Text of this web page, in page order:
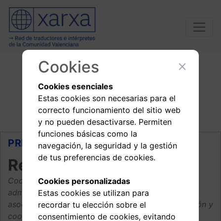
Conoce a
nuestra junta
PRESIDENCIA
Reineke Van Mierlo
Coordinar las relaciones institucionales, la
administración de la página web, la presencia de la
asociación en las redes sociales y de la organización y
coordinación de algunas actividades.
Cookies
Cookies esenciales
Estas cookies son necesarias para el
correcto funcionamiento del sitio web
y no pueden desactivarse. Permiten
funciones básicas como la
navegación, la seguridad y la gestión
de tus preferencias de cookies.
Cookies personalizadas
Estas cookies se utilizan para
recordar tu elección sobre el
consentimiento de cookies, evitando